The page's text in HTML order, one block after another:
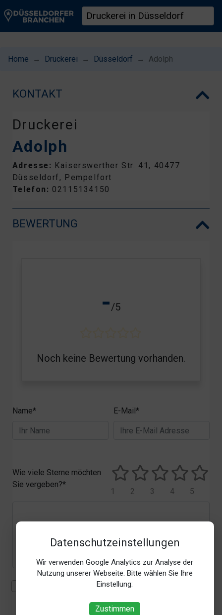
Datenschutzeinstellungen
Wir verwenden Google Analytics zur Analyse der
Nutzung unserer Webseite. Bitte wählen Sie Ihre
Einstellung:
Zustimmen
Home Druckerei Düsseldorf Adolph
KONTAKT
Druckerei
Adolph
Adresse: Kaiserswerther Str. 41, 40477
Düsseldorf, Pempelfort
Telefon: 02115134150
BEWERTUNG
-/5
Noch keine Bewertung vorhanden.
Name* E-Mail*
Wie viele Sterne möchten
Sie vergeben?*
5
4
3
2
1
Mit der Erhebung, Verarbeitung und Nutzung meiner
Uhrzeit der Bewertungsabgabe, Referrer-URL) zum